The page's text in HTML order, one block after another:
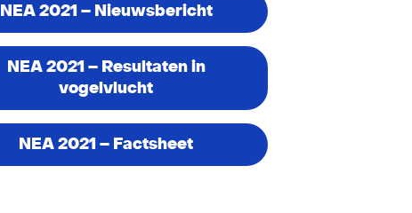
NEA 2021 – Nieuwsbericht
NEA 2021 – Resultaten in
vogelvlucht
NEA 2021 – Factsheet